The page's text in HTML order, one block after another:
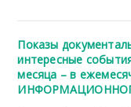
Показы
интересные
месяца – в
ИНФОРМАЦИОННОГО